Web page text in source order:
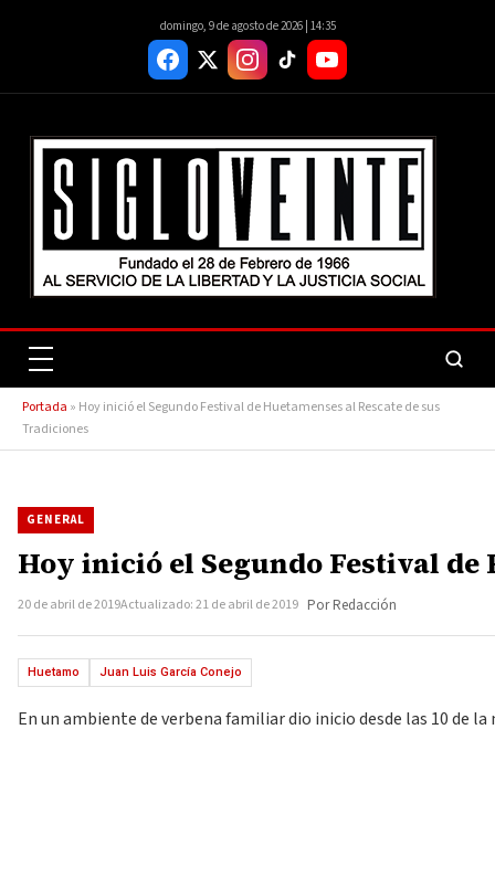
domingo, 9 de agosto de 2026 | 14:35
Portada » Hoy inició el Segundo Festival de Huetamenses al Rescate de sus
Tradiciones
GENERAL
Hoy inició el Segundo Festival de
20 de abril de 2019Actualizado: 21 de abril de 2019 Por Redacción
Huetamo Juan Luis García Conejo
En un ambiente de verbena familiar dio inicio desde las 10 de